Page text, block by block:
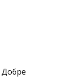
Добре